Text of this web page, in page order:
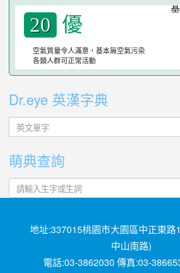
20 優
空氣質量令人滿意，基本無空氣污染
各類人群可正常活動
Dr.eye 英漢字典
英
文
字
萌典查詢
地址:337015桃園市大園區中正東路
中山南路)
電話:03-3862030 傳真:03-